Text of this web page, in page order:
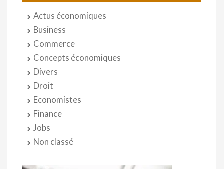
Actus économiques
Business
Commerce
Concepts économiques
Divers
Droit
Economistes
Finance
Jobs
Non classé